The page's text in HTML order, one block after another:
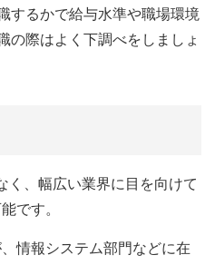
するかで給与水準や職場環境
の際はよく下調べをしましょ
く、幅広い業界に目を向けて
です。
情報システム部門などに在